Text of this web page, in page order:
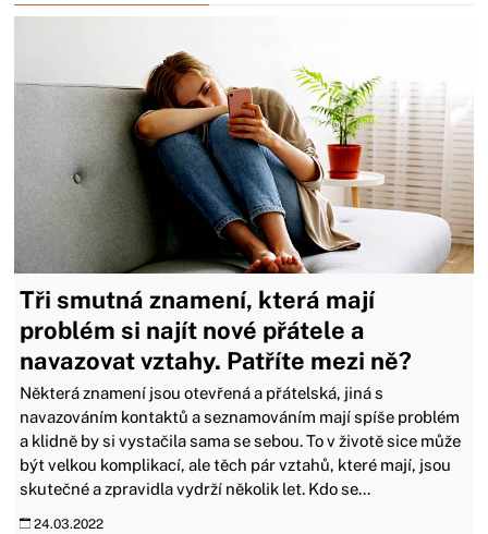
Tři smutná znamení, která mají
problém si najít nové přátele a
navazovat vztahy. Patříte mezi ně?
Některá znamení jsou otevřená a přátelská, jiná s
navazováním kontaktů a seznamováním mají spíše problém
a klidně by si vystačila sama se sebou. To v životě sice může
být velkou komplikací, ale těch pár vztahů, které mají, jsou
skutečné a zpravidla vydrží několik let. Kdo se...
24.03.2022